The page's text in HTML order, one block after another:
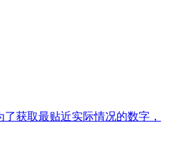
获取最贴近实际情况的数字，